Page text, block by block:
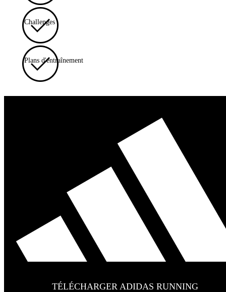
Challenges
Plans d'entraînement
TÉLÉCHARGER ADIDAS RUNNING